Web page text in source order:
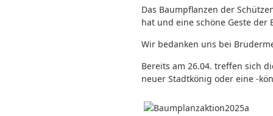
Das Baumpflanzen der
hat und eine schöne Geste
Wir bedanken uns bei
Bereits am 26.04. treffen sich
neuer Stadtkönig oder eine -